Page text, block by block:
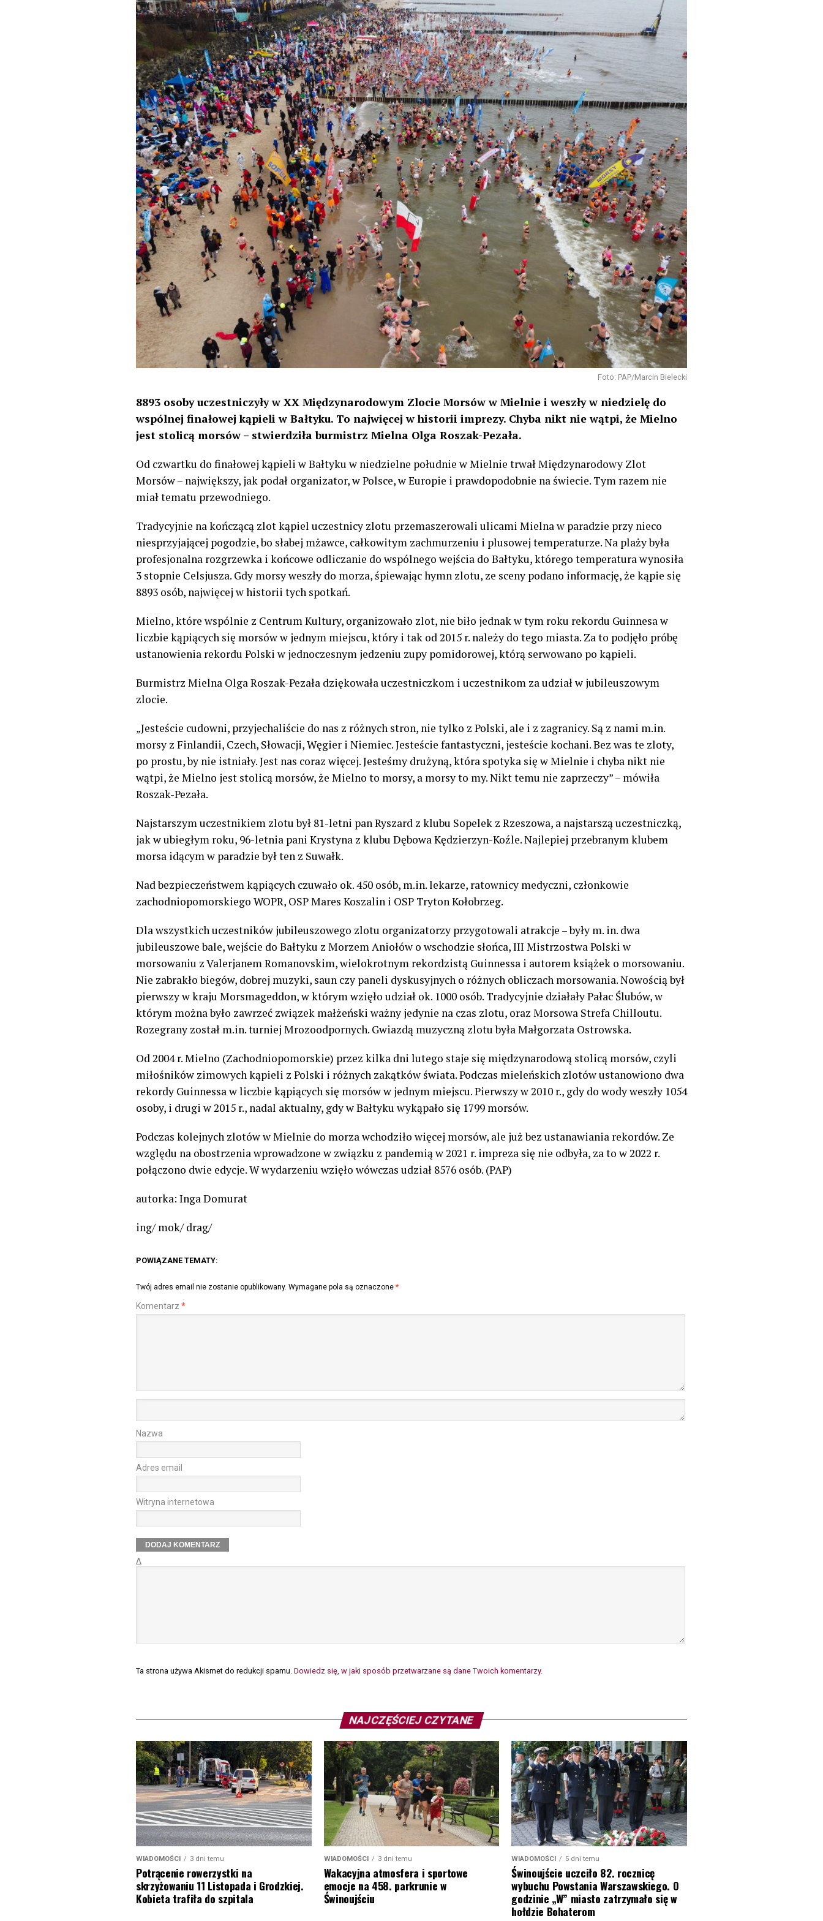
Foto: PAP/Marcin Bielecki
8893 osoby uczestniczyły w XX Międzynarodowym Zlocie Morsów w Mielnie i weszły w niedzielę do
wspólnej finałowej kąpieli w Bałtyku. To najwięcej w historii imprezy. Chyba nikt nie wątpi, że Mielno
jest stolicą morsów – stwierdziła burmistrz Mielna Olga Roszak-Pezała.
Od czwartku do finałowej kąpieli w Bałtyku w niedzielne południe w Mielnie trwał Międzynarodowy Zlot
Morsów – największy, jak podał organizator, w Polsce, w Europie i prawdopodobnie na świecie. Tym razem nie
miał tematu przewodniego.
Tradycyjnie na kończącą zlot kąpiel uczestnicy zlotu przemaszerowali ulicami Mielna w paradzie przy nieco
niesprzyjającej pogodzie, bo słabej mżawce, całkowitym zachmurzeniu i plusowej temperaturze. Na plaży była
profesjonalna rozgrzewka i końcowe odliczanie do wspólnego wejścia do Bałtyku, którego temperatura wynosiła
3 stopnie Celsjusza. Gdy morsy weszły do morza, śpiewając hymn zlotu, ze sceny podano informację, że kąpie się
8893 osób, najwięcej w historii tych spotkań.
Mielno, które wspólnie z Centrum Kultury, organizowało zlot, nie biło jednak w tym roku rekordu Guinnesa w
liczbie kąpiących się morsów w jednym miejscu, który i tak od 2015 r. należy do tego miasta. Za to podjęło próbę
ustanowienia rekordu Polski w jednoczesnym jedzeniu zupy pomidorowej, którą serwowano po kąpieli.
Burmistrz Mielna Olga Roszak-Pezała dziękowała uczestniczkom i uczestnikom za udział w jubileuszowym
zlocie.
„Jesteście cudowni, przyjechaliście do nas z różnych stron, nie tylko z Polski, ale i z zagranicy. Są z nami m.in.
morsy z Finlandii, Czech, Słowacji, Węgier i Niemiec. Jesteście fantastyczni, jesteście kochani. Bez was te zloty,
po prostu, by nie istniały. Jest nas coraz więcej. Jesteśmy drużyną, która spotyka się w Mielnie i chyba nikt nie
wątpi, że Mielno jest stolicą morsów, że Mielno to morsy, a morsy to my. Nikt temu nie zaprzeczy” – mówiła
Roszak-Pezała.
Najstarszym uczestnikiem zlotu był 81-letni pan Ryszard z klubu Sopelek z Rzeszowa, a najstarszą uczestniczką,
jak w ubiegłym roku, 96-letnia pani Krystyna z klubu Dębowa Kędzierzyn-Koźle. Najlepiej przebranym klubem
morsa idącym w paradzie był ten z Suwałk.
Nad bezpieczeństwem kąpiących czuwało ok. 450 osób, m.in. lekarze, ratownicy medyczni, członkowie
zachodniopomorskiego WOPR, OSP Mares Koszalin i OSP Tryton Kołobrzeg.
Dla wszystkich uczestników jubileuszowego zlotu organizatorzy przygotowali atrakcje – były m. in. dwa
jubileuszowe bale, wejście do Bałtyku z Morzem Aniołów o wschodzie słońca, III Mistrzostwa Polski w
morsowaniu z Valerjanem Romanovskim, wielokrotnym rekordzistą Guinnessa i autorem książek o morsowaniu.
Nie zabrakło biegów, dobrej muzyki, saun czy paneli dyskusyjnych o różnych obliczach morsowania. Nowością był
pierwszy w kraju Morsmageddon, w którym wzięło udział ok. 1000 osób. Tradycyjnie działały Pałac Ślubów, w
którym można było zawrzeć związek małżeński ważny jedynie na czas zlotu, oraz Morsowa Strefa Chilloutu.
Rozegrany został m.in. turniej Mrozoodpornych. Gwiazdą muzyczną zlotu była Małgorzata Ostrowska.
Od 2004 r. Mielno (Zachodniopomorskie) przez kilka dni lutego staje się międzynarodową stolicą morsów, czyli
miłośników zimowych kąpieli z Polski i różnych zakątków świata. Podczas mieleńskich zlotów ustanowiono dwa
rekordy Guinnessa w liczbie kąpiących się morsów w jednym miejscu. Pierwszy w 2010 r., gdy do wody weszły 1054
osoby, i drugi w 2015 r., nadal aktualny, gdy w Bałtyku wykąpało się 1799 morsów.
Podczas kolejnych zlotów w Mielnie do morza wchodziło więcej morsów, ale już bez ustanawiania rekordów. Ze
względu na obostrzenia wprowadzone w związku z pandemią w 2021 r. impreza się nie odbyła, za to w 2022 r.
połączono dwie edycje. W wydarzeniu wzięło wówczas udział 8576 osób. (PAP)
autorka: Inga Domurat
ing/ mok/ drag/
POWIĄZANE TEMATY:
Twój adres email nie zostanie opublikowany. Wymagane pola są oznaczone *
Komentarz *
Nazwa
Adres email
Witryna internetowa
Δ
Ta strona używa Akismet do redukcji spamu. Dowiedz się, w jaki sposób przetwarzane są dane Twoich komentarzy.
NAJCZĘŚCIEJ CZYTANE
WIADOMOŚCI 3 dni temu
Potrącenie rowerzystki na
skrzyżowaniu 11 Listopada i Grodzkiej.
Kobieta trafiła do szpitala
WIADOMOŚCI 3 dni temu
Wakacyjna atmosfera i sportowe
emocje na 458. parkrunie w
Świnoujściu
WIADOMOŚCI 5 dni temu
Świnoujście uczciło 82. rocznicę
wybuchu Powstania Warszawskiego. O
godzinie „W” miasto zatrzymało się w
hołdzie Bohaterom